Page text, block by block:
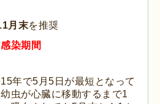
月末を推奨
染期間
年で5月5日が最短となって
虫が心臓に移動するまで1